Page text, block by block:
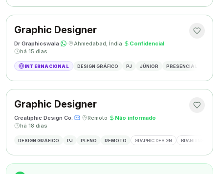
Graphic Designer
Dr Graphicswala· · Ahmedabad, Índia· Confidencial·
há 15 dias
INTERNACIONAL DESIGN GRÁFICO PJ JÚNIOR PRESENCIAL
Graphic Designer
Creatiphic Design Co.· · Remoto· Não informado·
há 18 dias
DESIGN GRÁFICO PJ PLENO REMOTO GRAPHIC DESIGN BRANDING